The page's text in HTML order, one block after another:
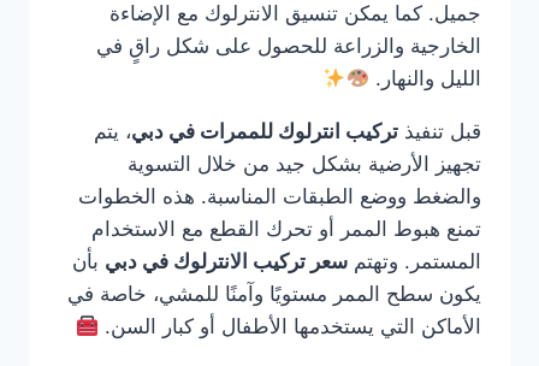
جميل. كما يمكن تنسيق الانترلوك مع الإضاءة
الخارجية والزراعة للحصول على شكل راقٍ في
الليل والنهار.
قبل تنفيذ تركيب انترلوك للممرات في دبي، يتم
تجهيز الأرضية بشكل جيد من خلال التسوية
والضغط ووضع الطبقات المناسبة. هذه الخطوات
تمنع هبوط الممر أو تحرك القطع مع الاستخدام
المستمر. وتهتم سعر تركيب الانترلوك في دبي بأن
يكون سطح الممر مستويًا وآمنًا للمشي، خاصة في
الأماكن التي يستخدمها الأطفال أو كبار السن.